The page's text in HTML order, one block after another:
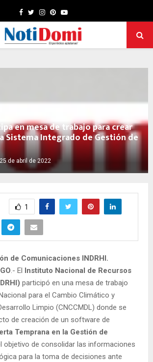
Facebook
TwitterInstagram
Pinterest
Youtube
en mesa de trabajo para crear
Sistema Integrado de Gestión de
25 de abril de 2022
1
de Comunicaciones INDRHI.
.- El Instituto Nacional de Recursos
participó en una mesa de trabajo
para el Cambio Climático y
Limpio (CNCCMDL) donde se
de creación de un software de
Temprana en la Gestión de
objetivo de consolidar las informaciones
para la toma de decisiones ante